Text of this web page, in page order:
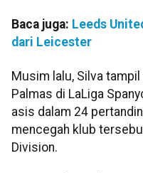
Baca juga: Leeds
dari Leicester
Musim lalu, Silva
Palmas di LaLiga
asis dalam 24
mencegah klub
Division.